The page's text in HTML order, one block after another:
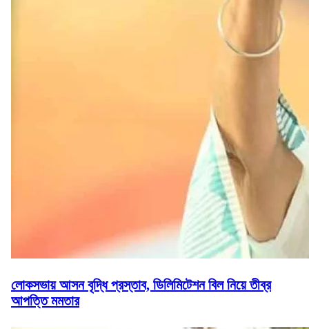
লোকসভায় আসন বৃদ্ধি প্রস্তাব, ডিলিমিটেশন বিল নিয়ে তীব্র
আপত্তি মমতার